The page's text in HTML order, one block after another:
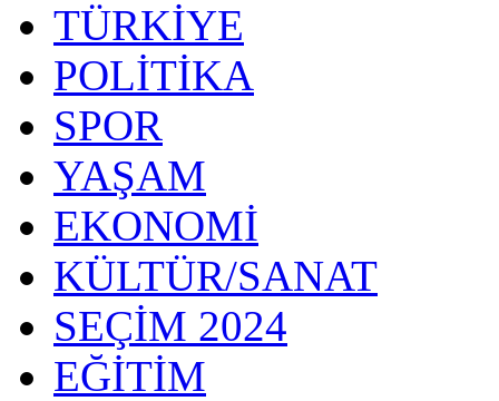
TÜRKİYE
POLİTİKA
SPOR
YAŞAM
EKONOMİ
KÜLTÜR/SANAT
SEÇİM 2024
EĞİTİM